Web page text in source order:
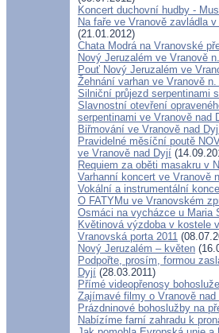
Koncert duchovní hudby -
Na faře ve Vranově zavládla
(21.01.2012)
Chata Modrá na Vranovské
Nový Jeruzalém ve Vranově
Pouť Nový Jeruzalém ve
Žehnání varhan ve Vranově
Silniční průjezd serpentinami
Slavnostní otevření
serpentinami ve Vranově nad
Biřmování ve Vranově nad
Pravidelné měsíční poutě
ve Vranově nad Dyjí
Requiem za oběti masakru v
Varhanní koncert ve Vranově
Vokální a instrumentální
O FATYMu ve Vranovském
Osmáci na vycházce u Maria
Květinová výzdoba v kostele
Vranovská porta 2011
Nový Jeruzalém – květen
Podpořte, prosím, formou
Dyjí (28.03.2011)
Přímé videopřenosy
Zajímavé filmy o Vranově nad
Prázdninové bohoslužby na
Nabízíme farní zahradu k